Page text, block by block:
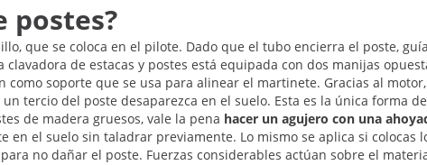
postes?
que se coloca en el pilote. Dado que el tubo encierra el poste,
clavadora de estacas y postes está equipada con dos manijas
soporte que se usa para alinear el martinete. Gracias al
tercio del poste desaparezca en el suelo. Esta es la única forma
de madera gruesos, vale la pena hacer un agujero con una
el suelo sin taladrar previamente. Lo mismo se aplica si colocas
para no dañar el poste. Fuerzas considerables actúan sobre el